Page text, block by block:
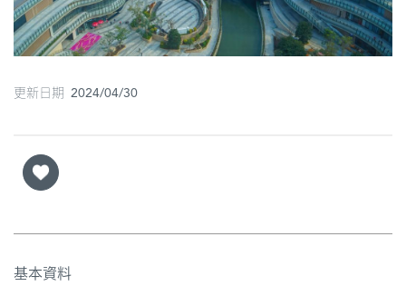
教
堂
市
更新日期 2024/04/30
基本資料